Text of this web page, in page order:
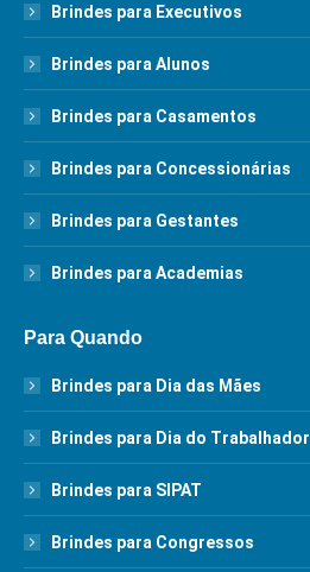
Brindes para Executivos
Brindes para Alunos
Brindes para Casamentos
Brindes para Concessionárias
Brindes para Gestantes
Brindes para Academias
Para Quando
Brindes para Dia das Mães
Brindes para Dia do Trabalhador
Brindes para SIPAT
Brindes para Congressos